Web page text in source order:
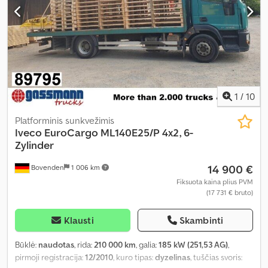
1 / 10
Bovenden 1 006 km
Platforminis sunkvežimis
Iveco EuroCargo ML140E25/P 4x2, 6-
Zylinder
14 900 €
Fiksuota kaina plius PVM
(17 731 € bruto)
Klausti Skambinti
Būklė: naudotas, rida:210 000 km, galia:185 kW (251,53 AG),
pirmoji registracija:12/2010, kuro tipas:dyzelinas, tuščias svoris: